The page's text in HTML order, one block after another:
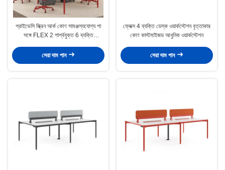
প্রাইভেসি স্ক্রিন আর্ক কোণ সামঞ্জস্যযোগ্য পা
সঙ্গে FLEX 2 পার্শ্বযুক্ত 6 ব্যক্তি
সেরা দাম পান
ফ্লেক্স 4 ব্যক্তি ডেস্ক ওয়ার্কস্টেশন বৃত্তাকার
কোণ কাস্টমাইজড আধুনিক ওয়ার্কস্টেশন
সেরা দাম পান